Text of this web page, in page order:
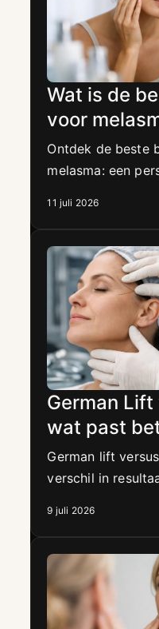
Wat is de
voor
Ontdek de beste
melasma: een
dagelijkse
11 juli 2026
German
wat past
German lift
verschil in
frisse look.
9 juli 2026